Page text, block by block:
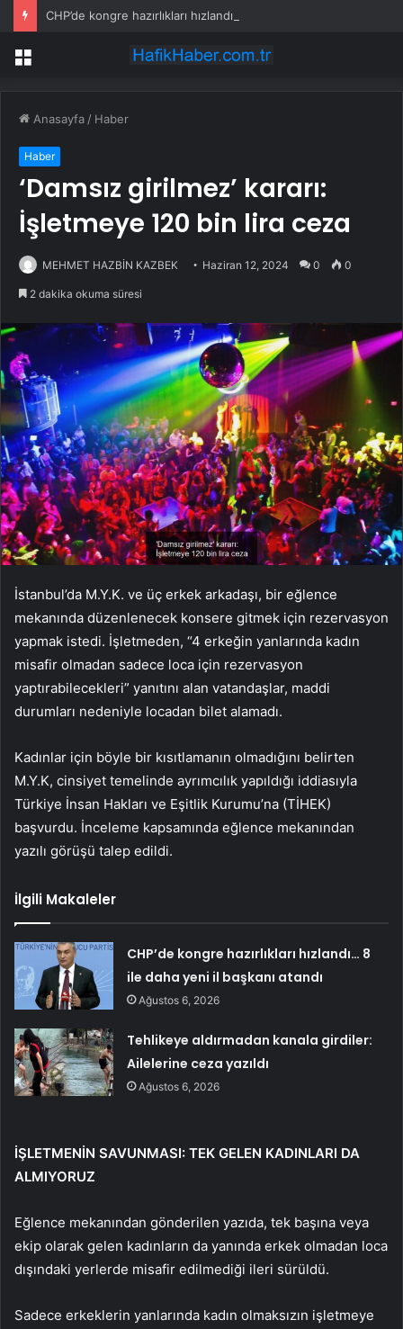
Menü
Anasayfa / Haber
Haber
‘Damsız girilmez’ kararı:
İşletmeye 120 bin lira ceza
MEHMET HAZBİN KAZBEK Haziran 12, 2024 0 0
2 dakika okuma süresi
İstanbul’da M.Y.K. ve üç erkek arkadaşı, bir eğlence
mekanında düzenlenecek konsere gitmek için rezervasyon
yapmak istedi. İşletmeden, “4 erkeğin yanlarında kadın
misafir olmadan sadece loca için rezervasyon
yaptırabilecekleri” yanıtını alan vatandaşlar, maddi
durumları nedeniyle locadan bilet alamadı.
Kadınlar için böyle bir kısıtlamanın olmadığını belirten
M.Y.K, cinsiyet temelinde ayrımcılık yapıldığı iddiasıyla
Türkiye İnsan Hakları ve Eşitlik Kurumu’na (TİHEK)
başvurdu. İnceleme kapsamında eğlence mekanından
yazılı görüşü talep edildi.
İlgili Makaleler
CHP’de kongre hazırlıkları hızlandı… 8
ile daha yeni il başkanı atandı
Ağustos 6, 2026
Tehlikeye aldırmadan kanala girdiler:
Ailelerine ceza yazıldı
Ağustos 6, 2026
İŞLETMENİN SAVUNMASI: TEK GELEN KADINLARI DA
ALMIYORUZ
Eğlence mekanından gönderilen yazıda, tek başına veya
ekip olarak gelen kadınların da yanında erkek olmadan loca
dışındaki yerlerde misafir edilmediği ileri sürüldü.
Sadece erkeklerin yanlarında kadın olmaksızın işletmeye